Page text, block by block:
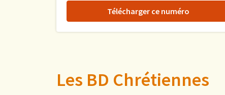
Télécharger ce numéro
Les BD Chrétiennes